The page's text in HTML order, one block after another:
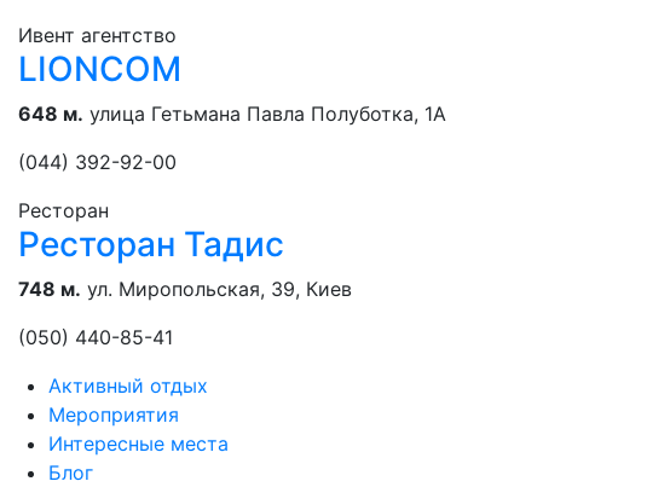
Ивент агентство
LIONCOM
648 м. улица Гетьмана Павла Полуботка, 1А
(044) 392-92-00
Ресторан
Ресторан Тадис
748 м. ул. Миропольская, 39, Киев
(050) 440-85-41
Активный отдых
Мероприятия
Интересные места
Блог